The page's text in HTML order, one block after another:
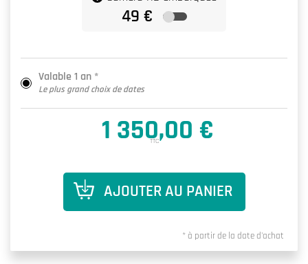
Valable 1 an *
Le plus grand choix de dates
1 350,00 €
TTC
AJOUTER AU PANIER
* à partir de la date d'achat